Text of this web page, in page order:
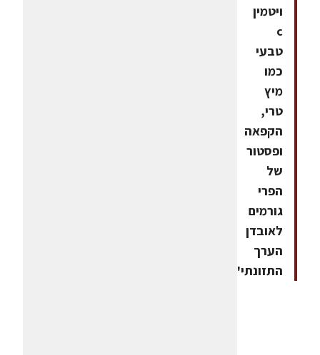
ויטמין
c
טבעי
כמו
מיץ
טרי,
הקפאה
ופסטור
של
הפרי
גורמים
לאובדן
הערך
התזונתי"